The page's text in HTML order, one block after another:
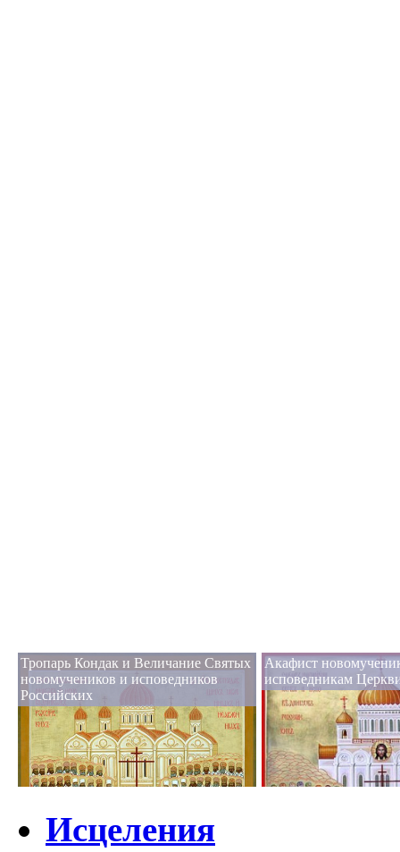
Тропарь Кондак и Величание Святых
новомучеников и исповедников
Российских
Акафист
исповедникам
Исцеления